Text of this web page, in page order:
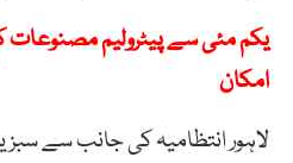
یکم مئی سے پیٹرولیم
امکان
لاہور انتظامیہ کی جانب سے